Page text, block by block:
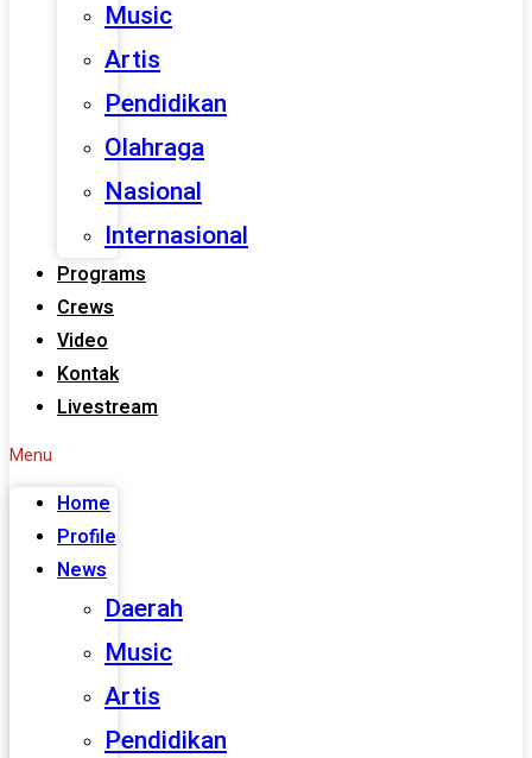
Music
Artis
Pendidikan
Olahraga
Nasional
Internasional
Programs
Crews
Video
Kontak
Livestream
Menu
Home
Profile
News
Daerah
Music
Artis
Pendidikan